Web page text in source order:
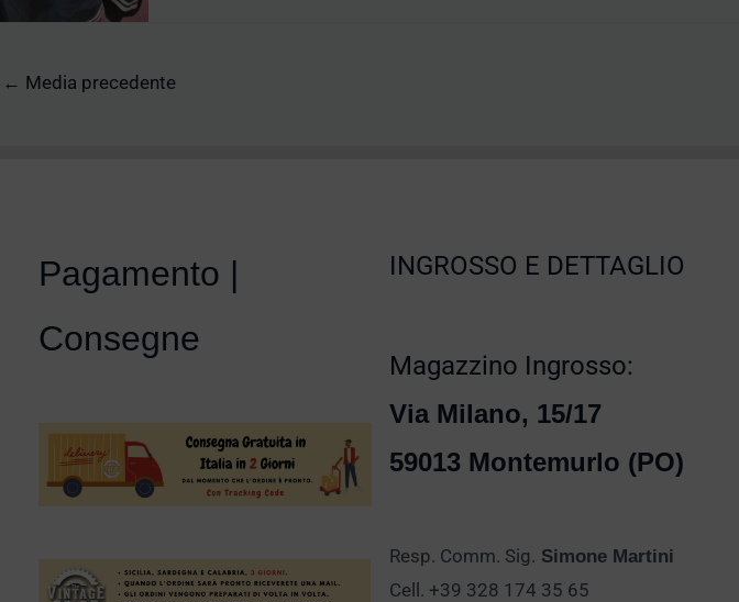
← Media precedente
Pagamento |
Consegne
INGROSSO E DETTAGLIO
Magazzino Ingrosso:
Via Milano, 15/17
59013 Montemurlo (PO)
Resp. Comm. Sig. Simone Martini
Cell. +39 328 174 35 65